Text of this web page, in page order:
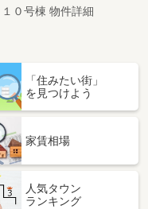
０号棟 物件詳細
「住みたい街」
を見つけよう
家賃相場
人気タウン
ランキング